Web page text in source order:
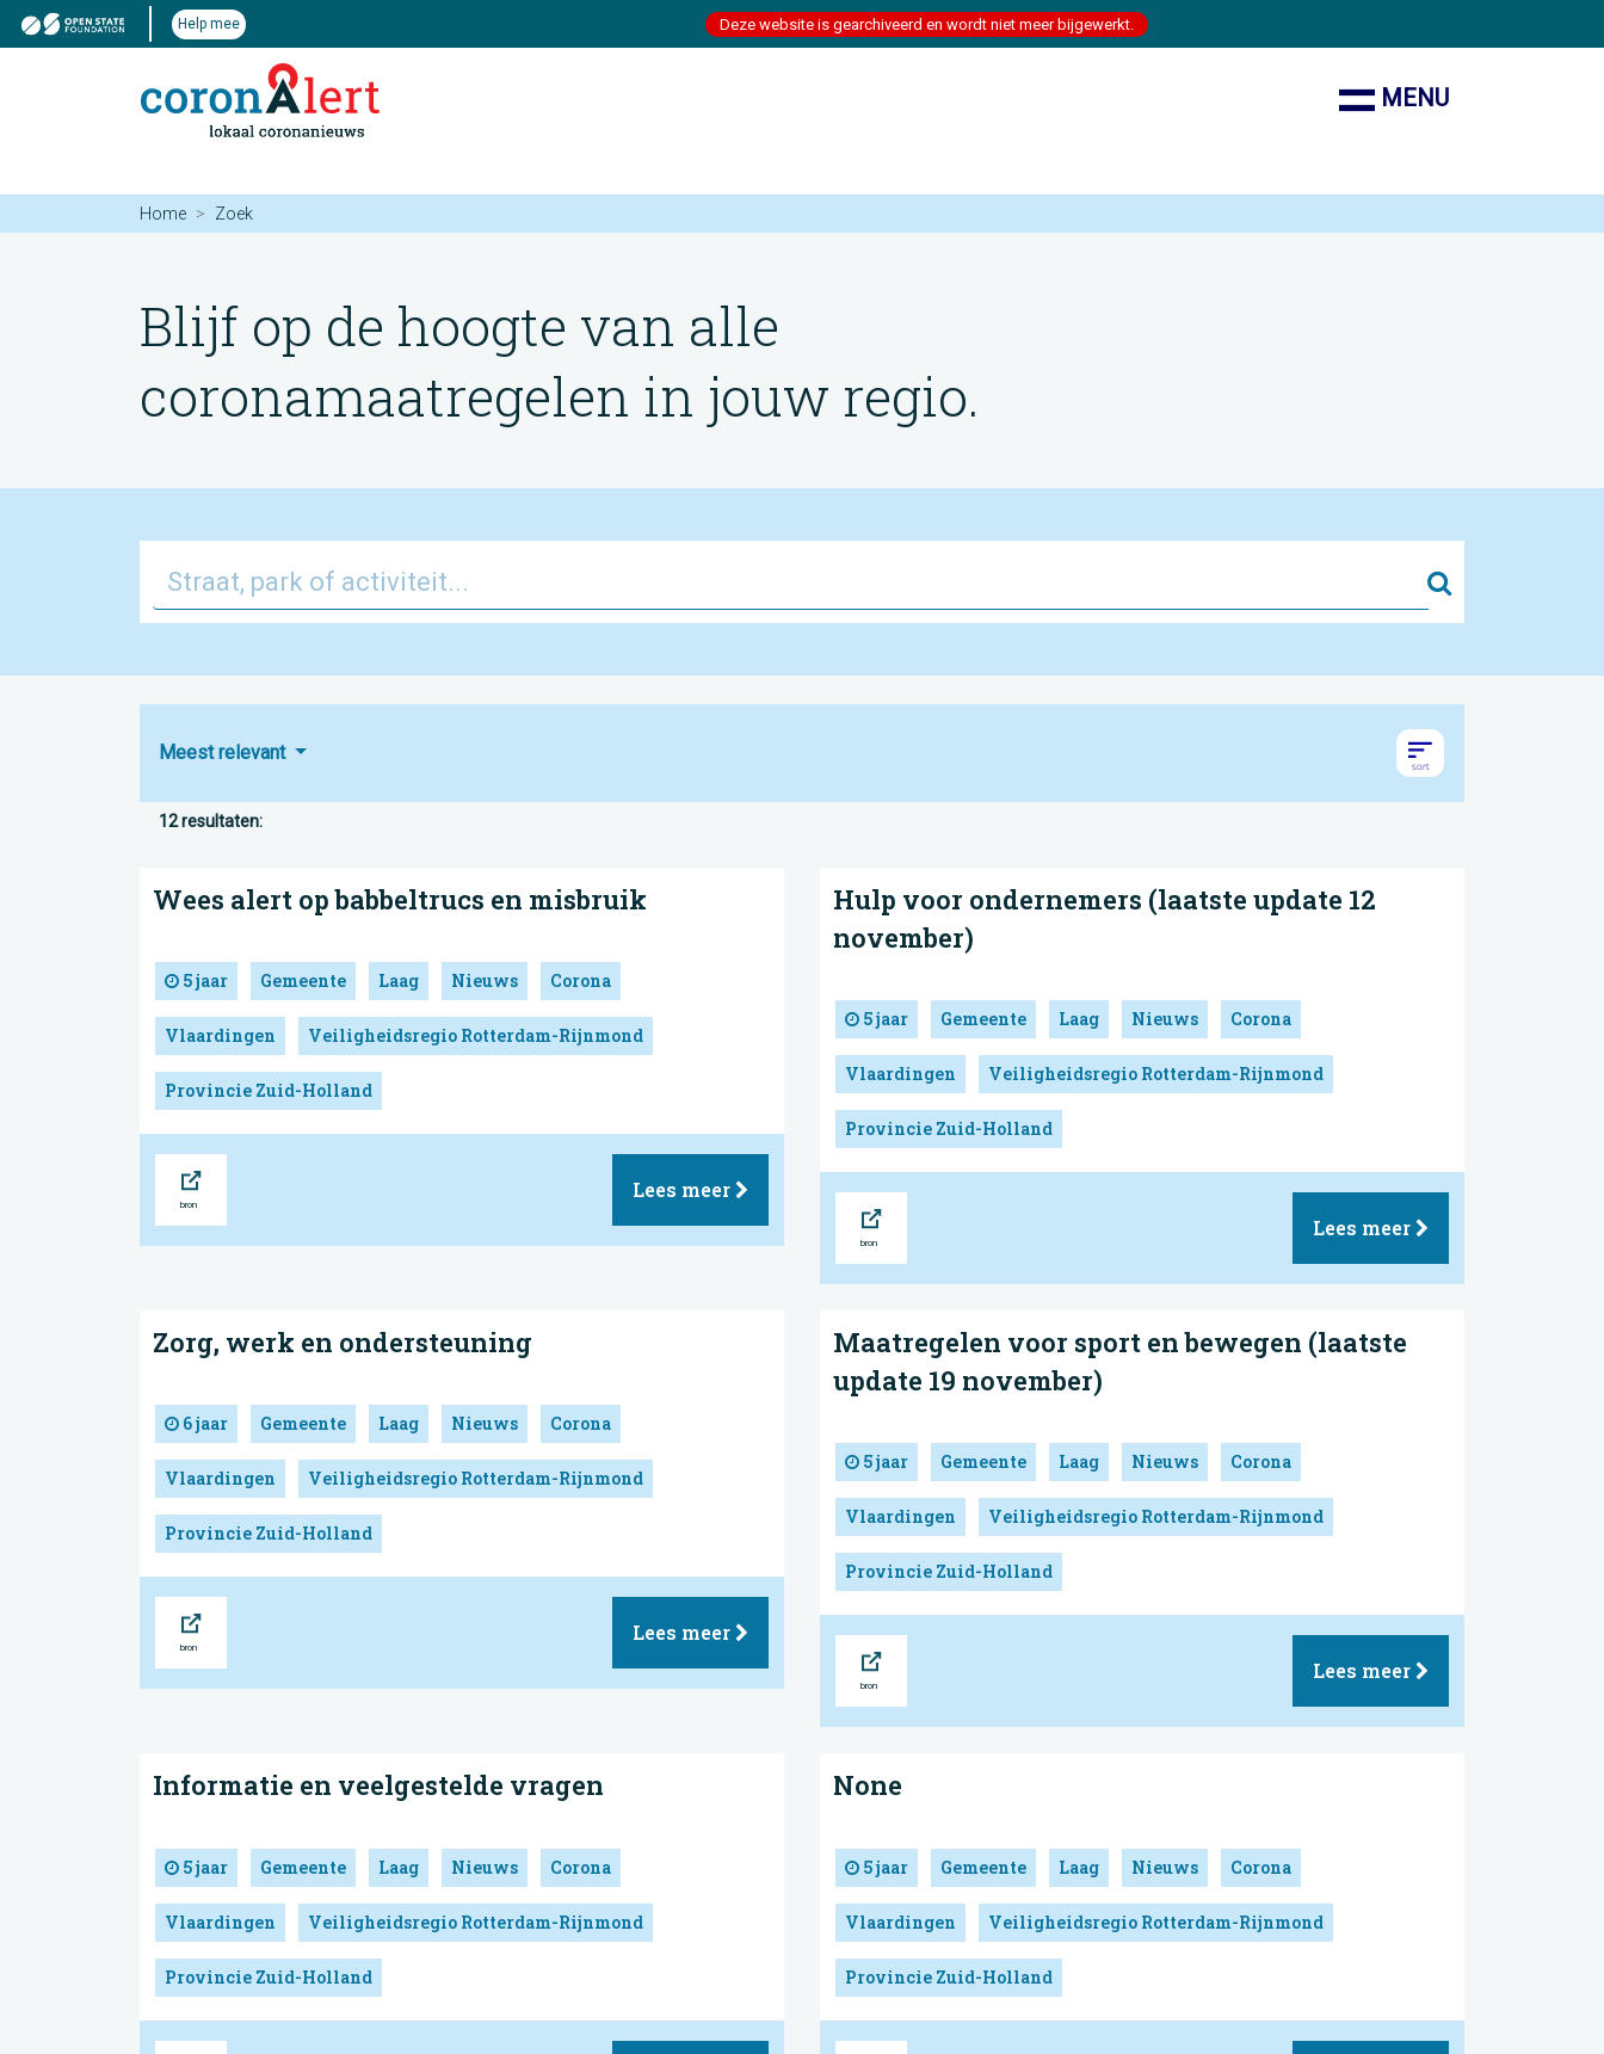
Help mee Deze website is gearchiveerd en wordt niet meer bijgewerkt.
MENU
Home Zoek
Blijf op de hoogte van alle
coronamaatregelen in jouw regio.
Zoek
Meest relevant
12 resultaten:
Wees alert op babbeltrucs en misbruik
5 jaar Gemeente Laag Nieuws Corona
Vlaardingen Veiligheidsregio Rotterdam-Rijnmond
Provincie Zuid-Holland
Lees meer
Hulp voor ondernemers (laatste update 12
november)
5 jaar Gemeente Laag Nieuws Corona
Vlaardingen Veiligheidsregio Rotterdam-Rijnmond
Provincie Zuid-Holland
Lees meer
Zorg, werk en ondersteuning
6 jaar Gemeente Laag Nieuws Corona
Vlaardingen Veiligheidsregio Rotterdam-Rijnmond
Provincie Zuid-Holland
Lees meer
Maatregelen voor sport en bewegen (laatste
update 19 november)
5 jaar Gemeente Laag Nieuws Corona
Vlaardingen Veiligheidsregio Rotterdam-Rijnmond
Provincie Zuid-Holland
Lees meer
Informatie en veelgestelde vragen
5 jaar Gemeente Laag Nieuws Corona
Vlaardingen Veiligheidsregio Rotterdam-Rijnmond
Provincie Zuid-Holland
None
5 jaar Gemeente Laag Nieuws Corona
Vlaardingen Veiligheidsregio Rotterdam-Rijnmond
Provincie Zuid-Holland